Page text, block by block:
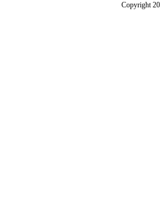
Copyright